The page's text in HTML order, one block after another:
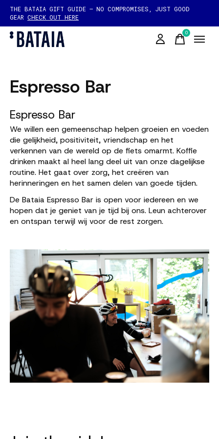
THE BATAIA GIFT GUIDE — NO COMPROMISES, JUST GOOD
GEAR CHECK OUT HERE
0items
Espresso Bar
Espresso Bar
We willen een gemeenschap helpen groeien en voeden
die gelijkheid, positiviteit, vriendschap en het
verkennen van de wereld op de fiets omarmt. Koffie
drinken maakt al heel lang deel uit van onze dagelijkse
routine. Het gaat over zorg, het creëren van
herinneringen en het samen delen van goede tijden.
De Bataia Espresso Bar is open voor iedereen en we
hopen dat je geniet van je tijd bij ons. Leun achterover
en ontspan terwijl wij voor de rest zorgen.